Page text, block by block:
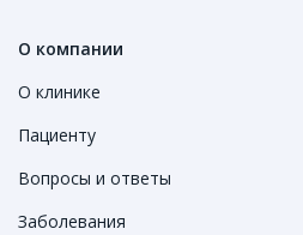
О компании
О клинике
Пациенту
Вопросы и ответы
Заболевания